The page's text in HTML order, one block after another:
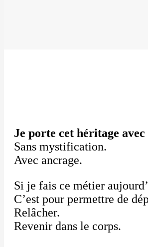
Je porte cet héritage avec
Sans mystification.
Avec ancrage.
Si je fais ce métier
C’est pour permettre de
Relâcher.
Revenir dans le corps.